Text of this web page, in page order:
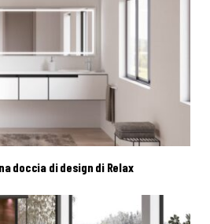
doccia di design di Relax